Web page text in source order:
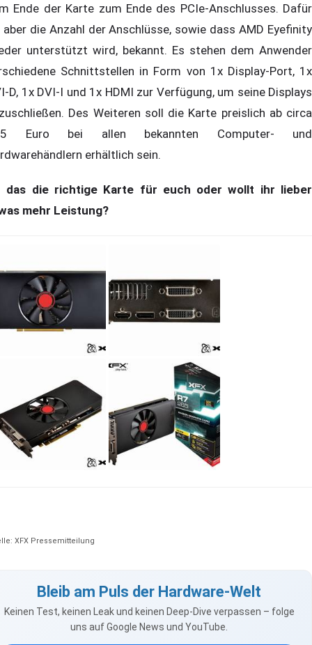
Ende der Karte zum Ende des PCIe-Anschlusses. Dafür
die Anzahl der Anschlüsse, sowie dass AMD Eyefinity
unterstützt wird, bekannt. Es stehen dem Anwender
Schnittstellen in Form von 1x Display-Port, 1x
D, 1x DVI-I und 1x HDMI zur Verfügung, um seine Displays
Des Weiteren soll die Karte preislich ab circa
Euro bei allen bekannten Computer- und
erhältlich sein.
das die richtige Karte für euch oder wollt ihr lieber
mehr Leistung?
XFX Pressemitteilung
Bleib am Puls der Hardware-Welt
Keinen Test, keinen Leak und keinen Deep-Dive verpassen – folge
uns auf Google News und YouTube.